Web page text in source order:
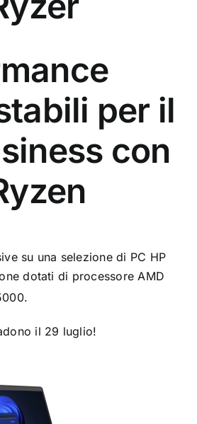
per il
con
su una selezione di PC HP
dotati di processore AMD
il 29 luglio!